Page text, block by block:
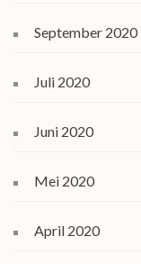
September 2020
Juli 2020
Juni 2020
Mei 2020
April 2020